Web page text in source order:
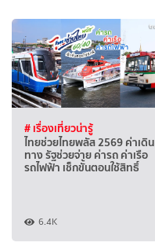
# เรื่องเที่ยวน่ารู้
ไทยช่วยไทยพลัส 2569 ค่าเดิน
ทาง รัฐช่วยจ่าย ค่ารถ ค่าเรือ
รถไฟฟ้า เช็กขั้นตอนใช้สิทธิ์
6.4K